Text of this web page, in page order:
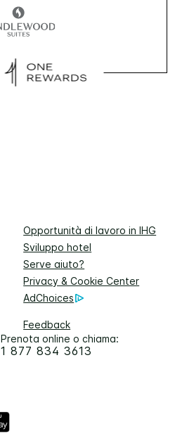
Opportunità di lavoro in IHG
Sviluppo hotel
Serve aiuto?
Privacy & Cookie Center
AdChoices
Feedback
Prenota online o chiama:
1 877 834 3613